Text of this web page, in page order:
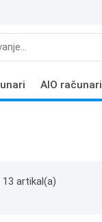
AIO računari
13 artikal(a)